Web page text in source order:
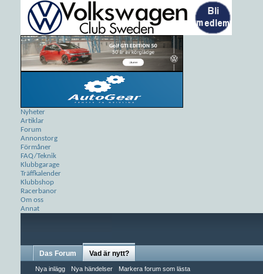
Nyheter
Artiklar
Forum
Annonstorg
Förmåner
FAQ/Teknik
Klubbgarage
Träffkalender
Klubbshop
Racerbanor
Om oss
Annat
Das Forum Vad är nytt?
Nya inlägg Nya händelser Markera forum som lästa